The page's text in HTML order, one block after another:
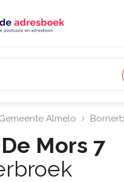
Gemeente Almelo
De Mors 7